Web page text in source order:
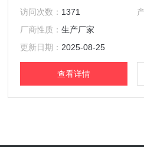
色和道路标记； 手持精度高达
时），不会阻碍交通，适用于所
光下； 可以在具有多语言用户界
上使用免费的绘图和工具软件评
访问次数： 1371
厂商性质：生产厂家
更新日期： 2025-08-25
查看详情